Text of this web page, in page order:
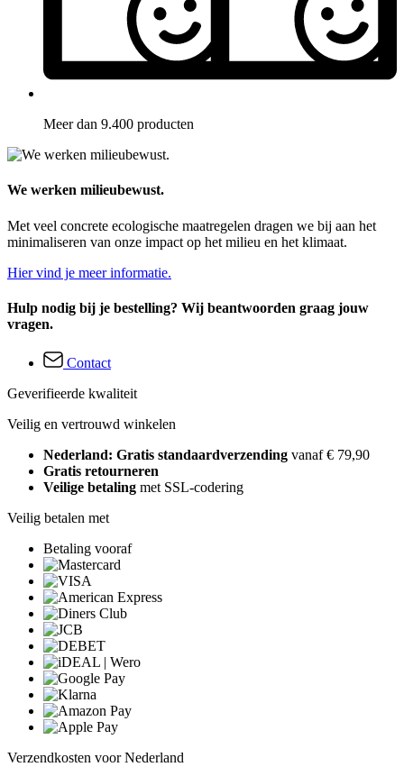
Meer dan 9.400 producten
We werken milieubewust.
Met veel concrete ecologische maatregelen dragen we bij aan het
minimaliseren van onze impact op het milieu en het klimaat.
Hier vind je meer informatie.
Hulp nodig bij je bestelling? Wij beantwoorden graag jouw
vragen.
Contact
Geverifieerde kwaliteit
Veilig en vertrouwd winkelen
Nederland: Gratis standaardverzending vanaf € 79,90
Gratis retourneren
Veilige betaling met SSL-codering
Veilig betalen met
Betaling vooraf
Verzendkosten voor Nederland